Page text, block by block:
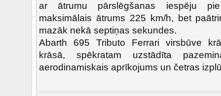
ar ātrumu pārslēgšanas iespēju
maksimālais ātrums 225 km/h, bet
mazāk nekā septiņas sekundes.
Abarth 695 Tributo Ferrari virsbūve
krāsā, spēkratam uzstādīta
aerodinamiskais aprīkojums un četras